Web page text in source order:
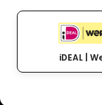
iDEAL |